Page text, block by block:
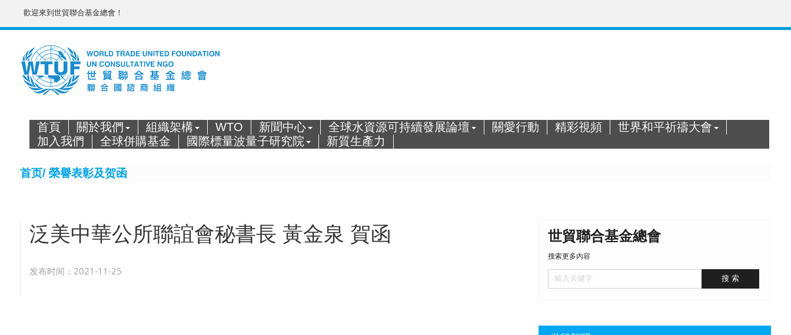
歡迎來到世貿聯合基金總會！
首頁 關於我們 組織架構 WTO 新聞中心 全球水資源可持續發展論壇 關愛行動 精彩視頻
世界和平祈禱大會
加入我們
全球併購基金 國際標量波量子研究院 新質生產力
首页/ 榮譽表彰及贺函
泛美中華公所聯誼會秘書長 黃金泉 賀函
发布时间：2021-11-25
世貿聯合基金總會
搜索更多內容